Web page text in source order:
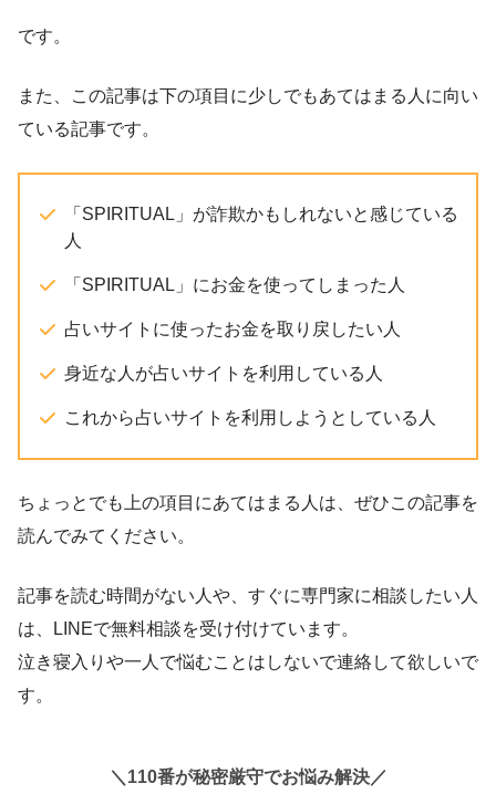
です。
また、この記事は下の項目に少しでもあてはまる人に向い
ている記事です。
「SPIRITUAL」が詐欺かもしれないと感じている
人
「SPIRITUAL」にお金を使ってしまった人
占いサイトに使ったお金を取り戻したい人
身近な人が占いサイトを利用している人
これから占いサイトを利用しようとしている人
ちょっとでも上の項目にあてはまる人は、ぜひこの記事を
読んでみてください。
記事を読む時間がない人や、すぐに専門家に相談したい人
は、LINEで無料相談を受け付けています。
泣き寝入りや一人で悩むことはしないで連絡して欲しいで
す。
＼110番が秘密厳守でお悩み解決／